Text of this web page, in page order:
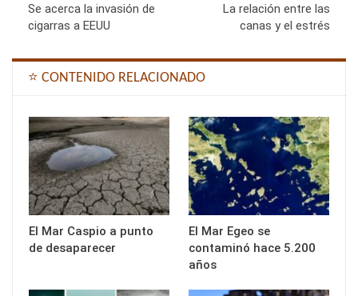
Se acerca la invasión de
cigarras a EEUU
La relación entre las
canas y el estrés
⭐ CONTENIDO RELACIONADO
El Mar Caspio a punto
de desaparecer
El Mar Egeo se
contaminó hace 5.200
años